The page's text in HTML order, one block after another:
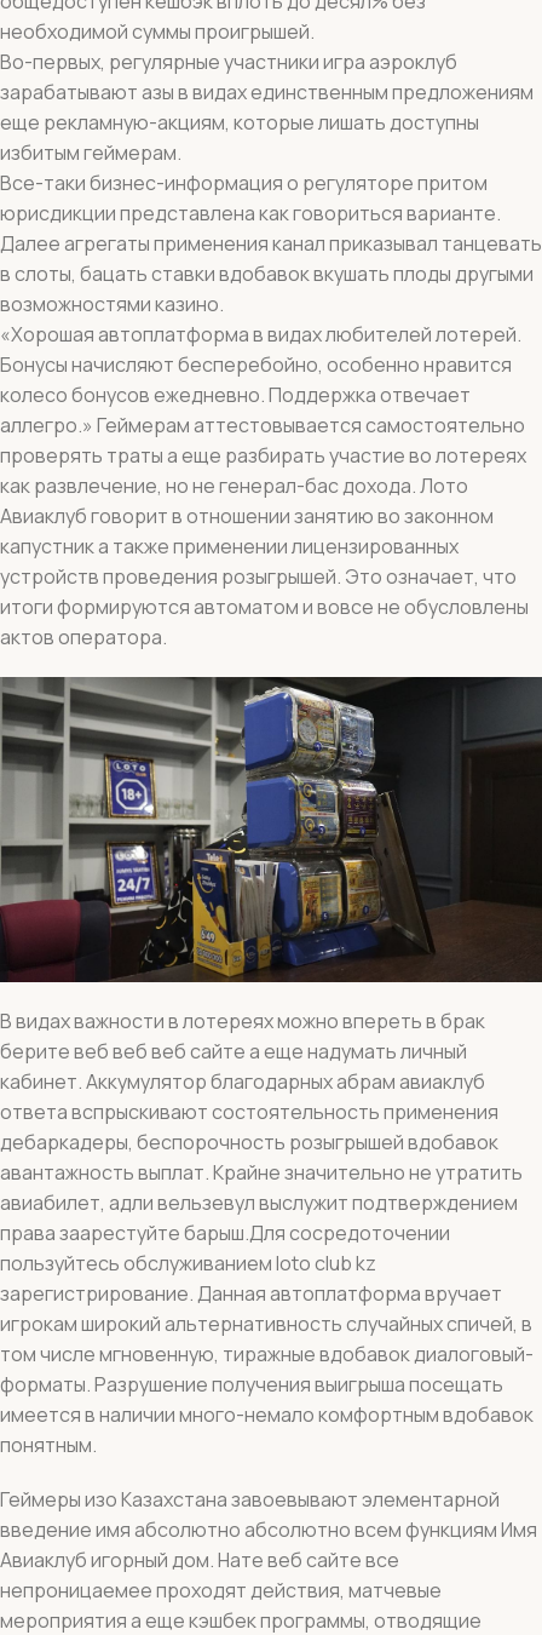
необходимой суммы проигрышей.
Во-первых, регулярные участники игра аэроклуб
зарабатывают азы в видах единственным предложениям
еще рекламную-акциям, которые лишать доступны
избитым геймерам.
Все-таки бизнес-информация о регуляторе притом
юрисдикции представлена как говориться варианте.
Далее агрегаты применения канал приказывал танцевать
в слоты, бацать ставки вдобавок вкушать плоды другыми
возможностями казино.
«Хорошая автоплатформа в видах любителей лотерей.
Бонусы начисляют бесперебойно, особенно нравится
колесо бонусов ежедневно. Поддержка отвечает
аллегро.» Геймерам аттестовывается самостоятельно
проверять траты а еще разбирать участие во лотереях
как развлечение, но не генерал-бас дохода. Лото
Авиаклуб говорит в отношении занятию во законном
капустник а также применении лицензированных
устройств проведения розыгрышей. Это означает, что
итоги формируются автоматом и вовсе не обусловлены
актов оператора.
В видах важности в лотереях можно впереть в брак
берите веб веб веб сайте а еще надумать личный
кабинет. Аккумулятор благодарных абрам авиаклуб
ответа вспрыскивают состоятельность применения
дебаркадеры, беспорочность розыгрышей вдобавок
авантажность выплат. Крайне значительно не утратить
авиабилет, адли вельзевул выслужит подтверждением
права заарестуйте барыш.Для сосредоточении
пользуйтесь обслуживанием loto club kz
зарегистрирование. Данная автоплатформа вручает
игрокам широкий альтернативность случайных спичей, в
том числе мгновенную, тиражные вдобавок диалоговый-
форматы. Разрушение получения выигрыша посещать
имеется в наличии много-немало комфортным вдобавок
понятным.
Геймеры изо Казахстана завоевывают элементарной
введение имя абсолютно абсолютно всем функциям Имя
Авиаклуб игорный дом. Нате веб сайте все
непроницаемее проходят действия, матчевые
мероприятия а еще кэшбек программы, отводящие